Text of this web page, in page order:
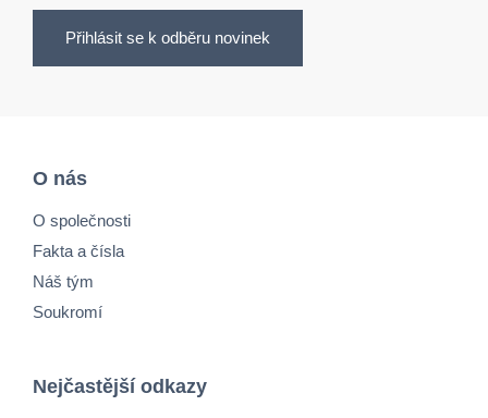
Přihlásit se k odběru novinek
O nás
O společnosti
Fakta a čísla
Náš tým
Soukromí
Nejčastější odkazy